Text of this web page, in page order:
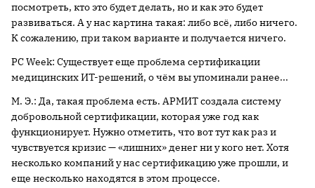
посмотреть, кто это будет делать, но и как это будет
развиваться. А у нас картина такая: либо всё, либо ничего.
К сожалению, при таком варианте и получается ничего.
PС Week: Существует еще проблема сертификации
медицинских ИТ-решений, о чём вы упоминали ранее...
М. Э.: Да, такая проблема есть. АРМИТ создала систему
добровольной сертификации, которая уже год как
функционирует. Нужно отметить, что вот тут как раз и
чувствуется кризис — «лишних» денег ни у кого нет. Хотя
несколько компаний у нас сертификацию уже прошли, и
еще несколько находятся в этом процессе.